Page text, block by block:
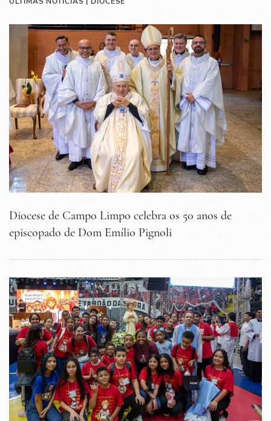
Diocese de Campo Limpo celebra os 50 anos de
episcopado de Dom Emílio Pignoli